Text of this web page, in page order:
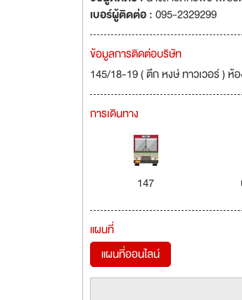
เบอร์ผู้ติดต่อ :095-2329299
ข้อมูลการติดต่อบริษัท
145/18-19 ( ตึก หงษ์ ทาวเวอร์ ) ห้
การเดินทาง
147
แผนที่
แผนที่ออนไลน์